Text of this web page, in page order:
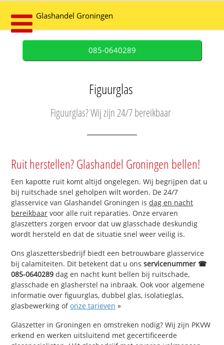
Glashandel Groningen
085-0640289
Figuurglas
Figuurglas? Wij zijn 24/7 bereikbaar
Ruit herstellen? Glashandel Groningen bellen!
Een kapotte ruit komt altijd ongelegen. Wij begrijpen dat u
bij ruitschade snel geholpen wilt worden. De 24/7
glasservice van Glashandel Groningen isdag en nacht
bereikbaar voor alle ruit reparaties. Onze ervaren
glaszetters zorgen ervoor dat uw glasschade deskundig
wordt hersteld en dat de situatie snel weer veilig is.
Ons glaszettersbedrijf biedt een betrouwbare glasservice
bij calamiteiten. Dit betekent dat u onsservicenummer ☎
085-0640289 dag en nacht kunt bellen bij ruitschade,
glasschade en glasherstel na inbraak. Ook voor algemene
informatie over figuurglas, dubbel glas, isolatieglas,
glasbewerking ofonze tarieven »
Glaszetter in Groningen en omstreken nodig? Wij zijn PKVW
erkend en werken uitsluitend met gecertificeerde